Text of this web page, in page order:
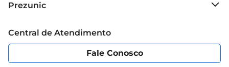
Grupo Cencosud
Política de Privacidade
Portal do fornecedor
Prezunic
Código de Ética
App Prezunic
Central de Atendimento
Fale Conosco